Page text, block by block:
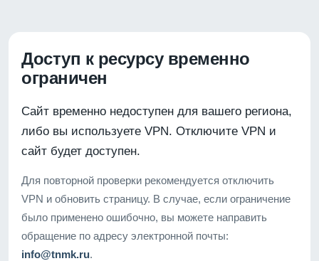
Доступ к ресурсу временно
ограничен
Сайт временно недоступен для вашего региона,
либо вы используете VPN. Отключите VPN и
сайт будет доступен.
Для повторной проверки рекомендуется отключить
VPN и обновить страницу. В случае, если ограничение
было применено ошибочно, вы можете направить
обращение по адресу электронной почты:
info@tnmk.ru.